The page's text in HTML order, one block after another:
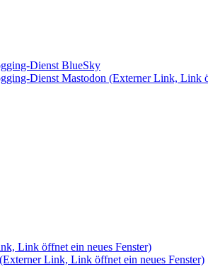
Dienst BlueSky
Dienst Mastodon (Externer Link, Link
Link öffnet ein neues Fenster)
(Externer Link, Link öffnet ein neues Fenster)